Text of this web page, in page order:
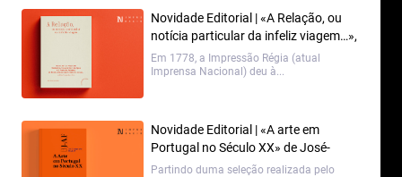
Novidade Editorial | «A Relação, ou
notícia particular da infeliz viagem…»,
com edição de Ana Paula Avelar
Em 1778, a Impressão Régia (atual
Imprensa Nacional) deu à...
Novidade Editorial | «A arte em
Portugal no Século XX» de José-
Augusto França
Partindo duma seleção realizada pelo